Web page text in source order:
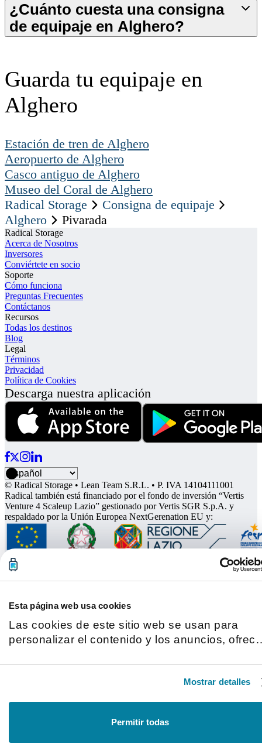
Esta página web usa cookies
Las cookies de este sitio web se usan para
personalizar el contenido y los anuncios,
Además, compartimos información sobre el uso
que haga del sitio web con nuestros partners
que les haya proporcionado o que hayan
Mostrar detalles
Permitir todas
¿Cuánto cuesta una consigna
de equipaje en Alghero?
Guarda tu equipaje en
Alghero
Estación de tren de Alghero
Aeropuerto de Alghero
Casco antiguo de Alghero
Museo del Coral de Alghero
Radical Storage
Consigna de equipaje
Alghero
Pivarada
Radical Storage
Acerca de Nosotros
Inversores
Conviértete en socio
Soporte
Cómo funciona
Preguntas Frecuentes
Contáctanos
Recursos
Todas los destinos
Blog
Legal
Términos
Privacidad
Política de Cookies
Descarga nuestra aplicación
© Radical Storage • Lean Team S.R.L. • P. IVA 14104111001
Radical también está financiado por el fondo de inversión “Vertis
Venture 4 Scaleup Lazio” gestionado por Vertis SGR S.p.A. y
respaldado por la Unión Europea NextGerenation EU y: